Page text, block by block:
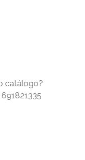
catálogo?